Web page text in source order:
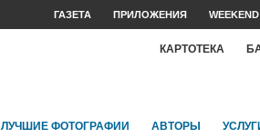
ГАЗЕТА ПРИЛОЖЕНИЯ WEEKEND
КАРТОТЕКА
ЛУЧШИЕ ФОТОГРАФИИ АВТОРЫ